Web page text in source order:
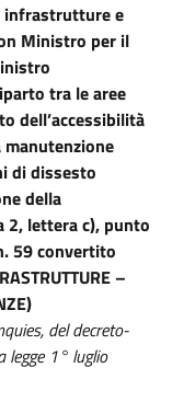
infrastrutture e
Ministro per il
tra le aree
dell’accessibilità
manutenzione
di dissesto
della
2, lettera c), punto
59 convertito
–
del decreto-
legge 1° luglio